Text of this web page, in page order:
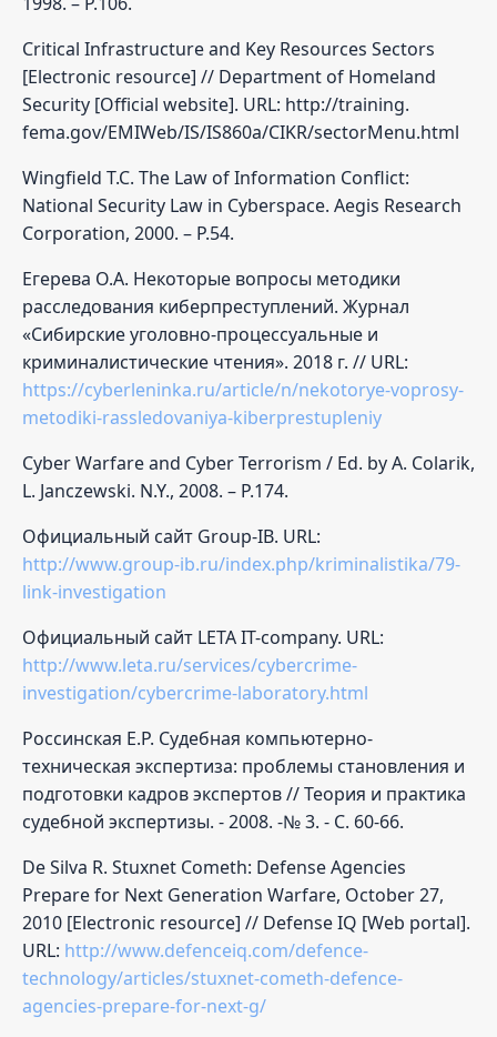
Critical Infrastructure and Key Resources Sectors
[Electronic resource] // Department of Homeland
Security [Official website]. URL: http://training.
fema.gov/EMIWeb/IS/IS860a/CIKR/sectorMenu.html
Wingfield T.C. The Law of Information Conflict:
National Security Law in Cyberspace. Aegis Research
Corporation, 2000. – Р.54.
Егерева О.А. Некоторые вопросы методики
расследования киберпреступлений. Журнал
«Сибирские уголовно-процессуальные и
криминалистические чтения». 2018 г. // URL:
https://cyberleninka.ru/article/n/nekotorye-voprosy-
metodiki-rassledovaniya-kiberprestupleniy
Cyber Warfare and Cyber Terrorism / Ed. by A. Colarik,
L. Janczewski. N.Y., 2008. – Р.174.
Официальный сайт Group-IB. URL:
http://www.group-ib.ru/index.php/kriminalistika/79-
link-investigation
Официальный сайт LETA IT-company. URL:
http://www.leta.ru/services/cybercrime-
investigation/cybercrime-laboratory.html
Россинская Е.Р. Судебная компьютерно-
техническая экспертиза: проблемы становления и
подготовки кадров экспертов // Теория и практика
судебной экспертизы. - 2008. -№ 3. - С. 60-66.
De Silva R. Stuxnet Cometh: Defense Agencies
Prepare for Next Generation Warfare, October 27,
2010 [Electronic resource] // Defense IQ [Web portal].
URL: http://www.defenceiq.com/defence-
technology/articles/stuxnet-cometh-defence-
agencies-prepare-for-next-g/